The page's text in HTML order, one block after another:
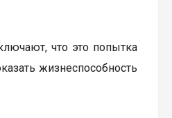
что это попытка
жизнеспособность